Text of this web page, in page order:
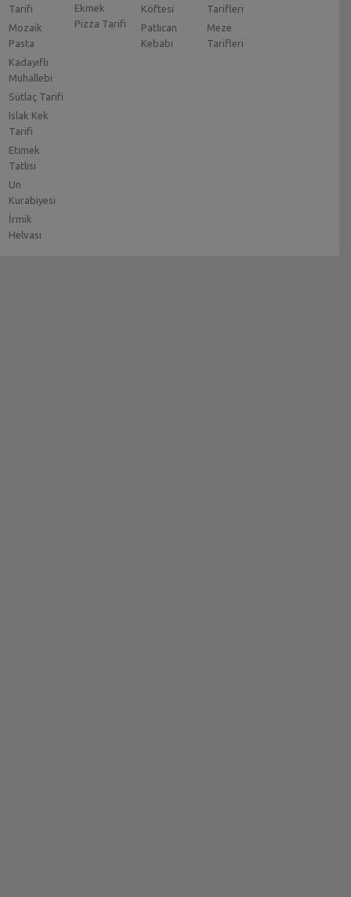
Tarifi
Mozaik
Pasta
Kadayıflı
Muhallebi
Sütlaç Tarifi
Islak Kek
Tarifi
Etimek
Tatlısı
Un
Kurabiyesi
İrmik
Helvası
Ekmek
Pizza Tarifi
Köftesi
Patlıcan
Kebabı
Tarifleri
Meze
Tarifleri